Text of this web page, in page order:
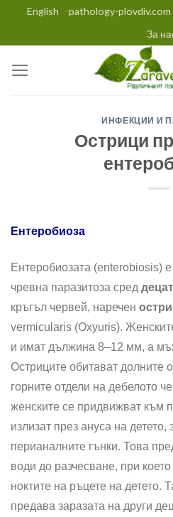
content
English pathology-plovdiv.com
За
ИНФЕКЦИИ И
Острици
Ентеробиоза
Ентеробиозата (enterobiosis)
чревна паразитоза сред
кръгъл червей, наречен
vermicularis (Oxyuris).
и имат дължина 8–12 мм, а
Остриците обитават долните
горните отдели на дебелото
женските се придвижват към
излизат през ануса на детето,
перианалните гънки. Това
води до разчесване, при
ноктите на ръцете на детето.
предава заразата на други